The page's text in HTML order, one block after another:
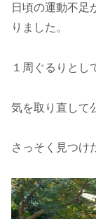
日頃の運動不足
りました。
１周ぐるりとし
気を取り直して
さっそく見つけ